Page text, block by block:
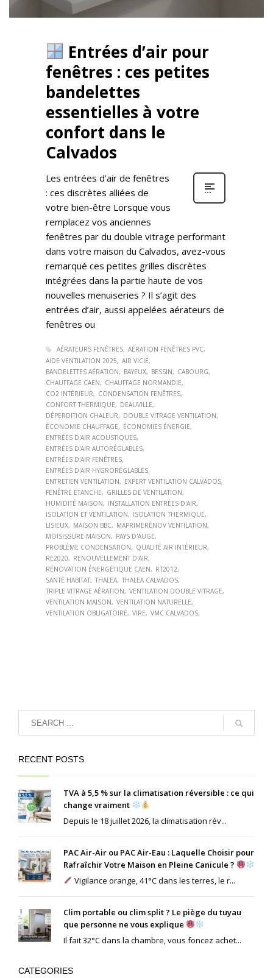
Entrées d’air pour
fenêtres : ces petites
bandelettes
essentielles à votre
confort dans le
Calvados
Les entrées d’air de fenêtres
: ces discrètes alliées de
votre bien-être Lorsque vous
remplacez vos anciennes
fenêtres par du double vitrage performant
dans votre maison du Calvados, avez-vous
remarqué ces petites grilles discrètes
intégrées dans la partie haute de vos
nouvelles menuiseries ? Il s’agit des
entrées d’air, aussi appelées aérateurs de
fenêtres ou
AÉRATEURS FENÊTRES AÉRATION FENÊTRES PVC
AIDE VENTILATION 2025
AIR VICIÉ
BANDELETTES AÉRATION
BAYEUX BESSIN
CABOURG
CHAUFFAGE CAEN
CHAUFFAGE NORMANDIE
CO2 INTÉRIEUR
CONDENSATION FENÊTRES
CONFORT THERMIQUE
DEAUVILLE
DÉPERDITION CHALEUR
DOUBLE VITRAGE VENTILATION
ÉCONOMIE CHAUFFAGE
ÉCONOMIES ÉNERGIE
ENTRÉES D'AIR ACOUSTIQUES
ENTRÉES D'AIR AUTORÉGLABLES
ENTRÉES D'AIR FENÊTRES
ENTRÉES D'AIR HYGRORÉGLABLES
ENTRETIEN VENTILATION
EXPERT VENTILATION CALVADOS
FENÊTRE ÉTANCHE
GRILLES DE VENTILATION
HUMIDITÉ MAISON
INSTALLATION ENTRÉES D'AIR
ISOLATION ET VENTILATION
ISOLATION THERMIQUE
LISIEUX
MAISON BBC
MAPRIMERÉNOV VENTILATION
MOISISSURE MAISON
PAYS D'AUGE
PROBLÈME CONDENSATION
QUALITÉ AIR INTÉRIEUR
RE2020
RENOUVELLEMENT D'AIR
RÉNOVATION ÉNERGÉTIQUE CAEN
RT2012
SANTÉ HABITAT THALEA THALEA CALVADOS
TRIPLE VITRAGE AÉRATION
VENTILATION DOUBLE VITRAGE
VENTILATION MAISON
VENTILATION NATURELLE
VENTILATION OBLIGATOIRE
VIRE VMC CALVADOS
RECENT POSTS
TVA à 5,5 % sur la climatisation réversible : ce qui
change vraiment
Depuis le 18 juillet 2026, la climatisation rév...
PAC Air-Air ou PAC Air-Eau : Laquelle Choisir pour
Rafraîchir Votre Maison en Pleine Canicule ?
Vigilance orange, 41°C dans les terres, le r...
Clim portable ou clim split ? Le piège du tuyau
que personne ne vous explique
Il fait 32°C dans la chambre, vous foncez achet...
CATEGORIES